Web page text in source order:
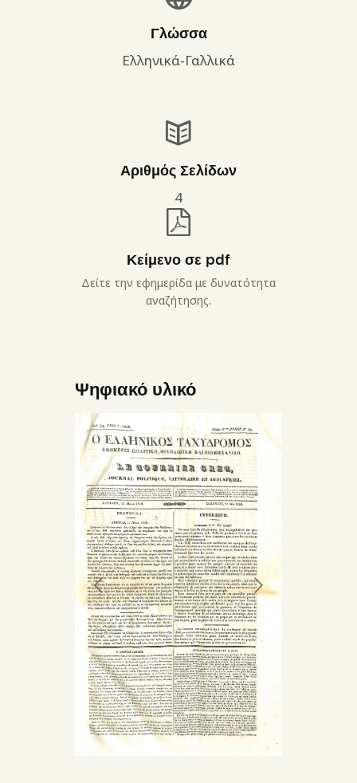
Γλώσσα
Ελληνικά-Γαλλικά
Αριθμός Σελίδων
4
Κείμενο σε pdf
Δείτε την εφημερίδα με δυνατότητα
αναζήτησης.
Ψηφιακό υλικό